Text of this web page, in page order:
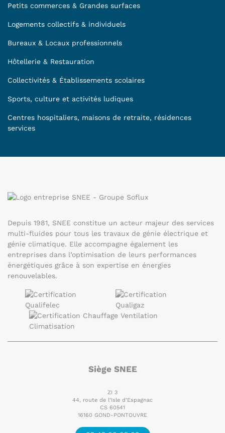
Petits commerces & Grandes surfaces
Logements collectifs & individuels
Bureaux & Locaux professionnels
Hôtellerie & Restauration
Collectivités & Établissements scolaires
Sports, culture et activités ludiques
Centres hospitaliers, maisons de retraite, résidences
services
Depuis 1981, SNEE constitue un acteur majeur des services
multi-fluides pour tous les travaux de génie électrique et
génie climatique. Elle accompagne également les
entreprises dans l’optimisation de leurs performances
énergétiques grâce à son expertise en énergies
renouvelables.
Siège SNEE
ZI 3
44, route de l’Isle d’Espagnac
CS 60541
16160 GOND-PONTOUVRE